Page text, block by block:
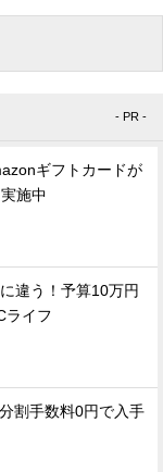
- PR -
ギフトカードが
施中
違う！予算10万円
ライフ
割手数料0円で入手